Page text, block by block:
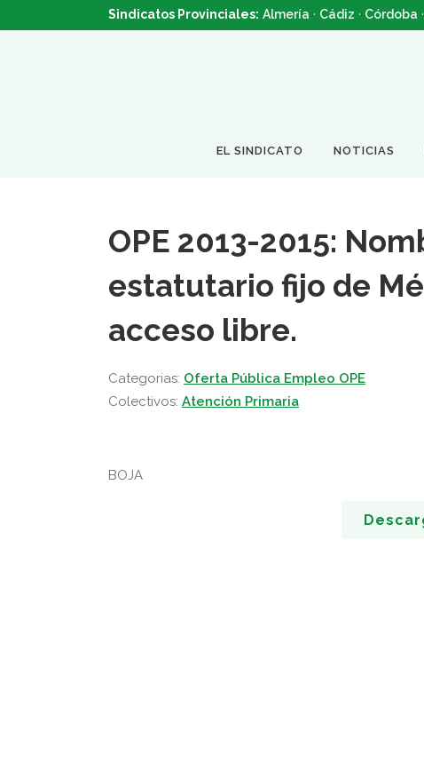
Sindicatos Provinciales: Almería · Cádiz · Córdoba ·
EL SINDICATO NOTICIAS
OPE 2013-2015:
estatutario fijo de
acceso libre.
Categorias: Oferta Pública Empleo OPE
Colectivos: Atención Primaria
BOJA